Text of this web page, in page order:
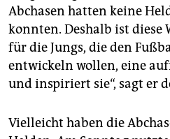
Abchasen hatten keine
konnten. Deshalb ist diese
für die Jungs, die den
entwickeln wollen, eine
und inspiriert sie“, sagt er
Vielleicht haben die